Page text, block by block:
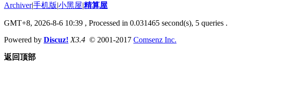
Archiver|手机版|小黑屋|精算屋
GMT+8, 2026-8-6 10:39 , Processed in 0.031465 second(s), 5 queries .
Powered by Discuz! X3.4 © 2001-2017 Comsenz Inc.
返回顶部